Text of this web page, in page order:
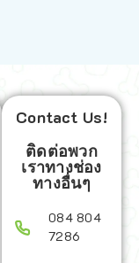
Contact Us!
ติดต่อพวก
เราทางช่อง
ทางอื่นๆ
084 804
7286